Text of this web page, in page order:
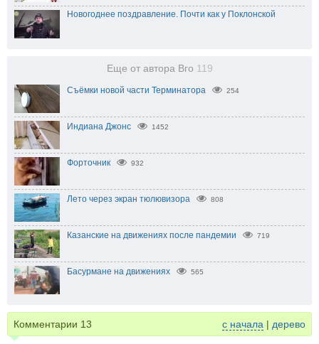
Новогоднее поздравление. Почти как у Поклонской
Еще от автора Вго 119
Съёмки новой части Терминатора 254
Индиана Джонс 1452
Форточник 932
Лето через экран тюлювизора 808
Казанские на движениях после пандемии 719
Басурмане на движениях 565
Комментарии 13 с начала | дерево